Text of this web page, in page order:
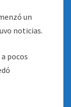
un
noticias.
pocos